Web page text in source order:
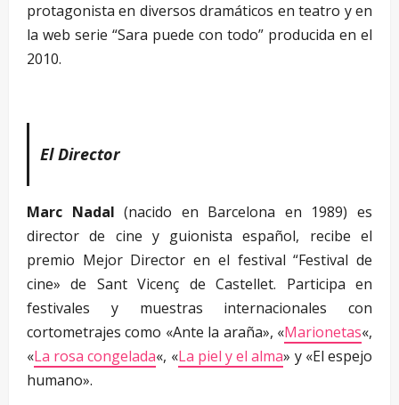
protagonista en diversos dramáticos en teatro y en
la web serie “Sara puede con todo” producida en el
2010.
El Director
Marc Nadal (nacido en Barcelona en 1989) es
director de cine y guionista español, recibe el
premio Mejor Director en el festival “Festival de
cine» de Sant Vicenç de Castellet. Participa en
festivales y muestras internacionales con
cortometrajes como «Ante la araña», «Marionetas«,
«La rosa congelada«, «La piel y el alma» y «El espejo
humano».